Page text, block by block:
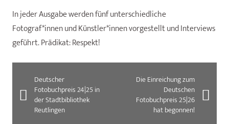
In jeder Ausgabe werden fünf unterschiedliche
Fotograf*innen und Künstler*innen vorgestellt und Interviews
geführt. Prädikat: Respekt!
Deutscher
Fotobuchpreis 24|25 in
der Stadtbibliothek
Reutlingen
Die Einreichung zum
Deutschen
Fotobuchpreis 25|26
hat begonnen!